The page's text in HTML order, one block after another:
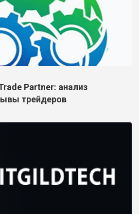
Partner: анализ
трейдеров